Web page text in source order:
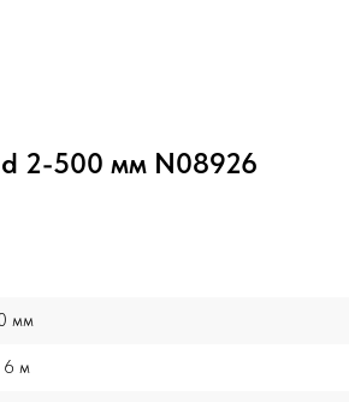
2-500 мм N08926
мм
6 м